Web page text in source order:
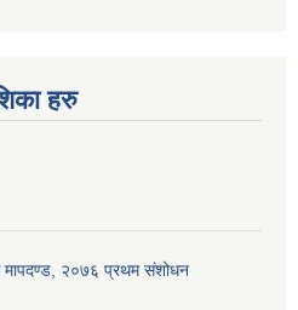
हरु
मापदण्ड, २०७६ प्रथम संशोधन